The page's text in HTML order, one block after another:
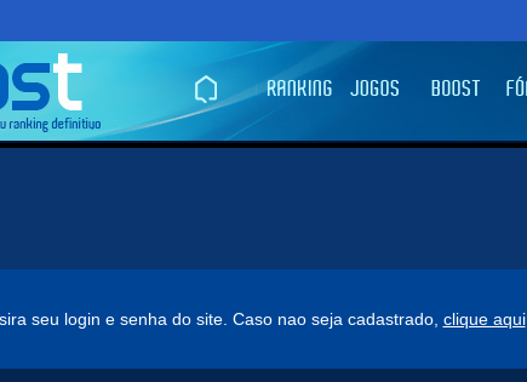
seu login e senha do site. Caso nao seja cadastrado, clique aqui